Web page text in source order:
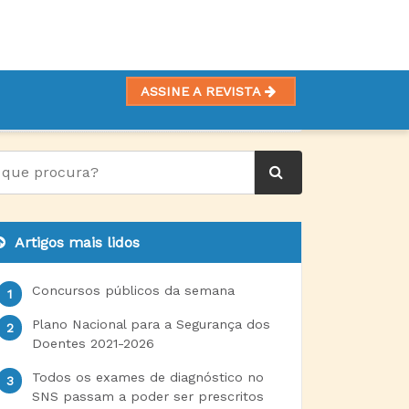
ASSINE A REVISTA
Artigos mais lidos
Concursos públicos da semana
Plano Nacional para a Segurança dos
Doentes 2021-2026
Todos os exames de diagnóstico no
SNS passam a poder ser prescritos